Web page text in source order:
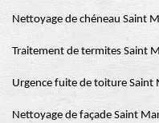
Nettoyage de chéneau Saint
Traitement de termites Saint
Urgence fuite de toiture Saint
Nettoyage de façade Saint